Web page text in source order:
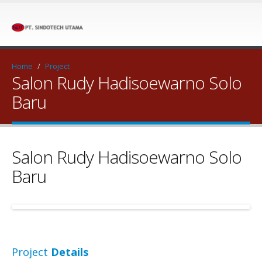
Home / Project
Salon Rudy Hadisoewarno Solo
Baru
Salon Rudy Hadisoewarno Solo
Baru
Project Details